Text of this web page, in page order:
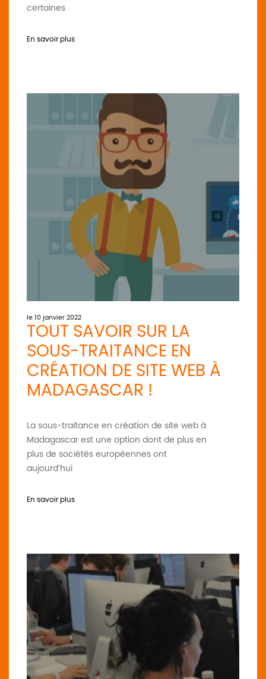
certaines
En savoir plus
le 10 janvier 2022
TOUT SAVOIR SUR LA
SOUS-TRAITANCE EN
CRÉATION DE SITE WEB À
MADAGASCAR !
La sous-traitance en création de site web à
Madagascar est une option dont de plus en
plus de sociétés européennes ont
aujourd’hui
En savoir plus